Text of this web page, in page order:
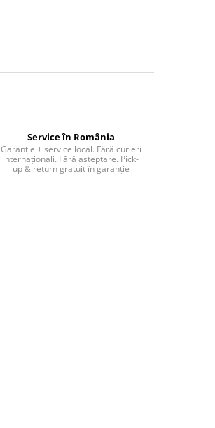
Service în România
Garanție + service local. Fără curieri
internaționali. Fără așteptare. Pick-
up & return gratuit în garanție